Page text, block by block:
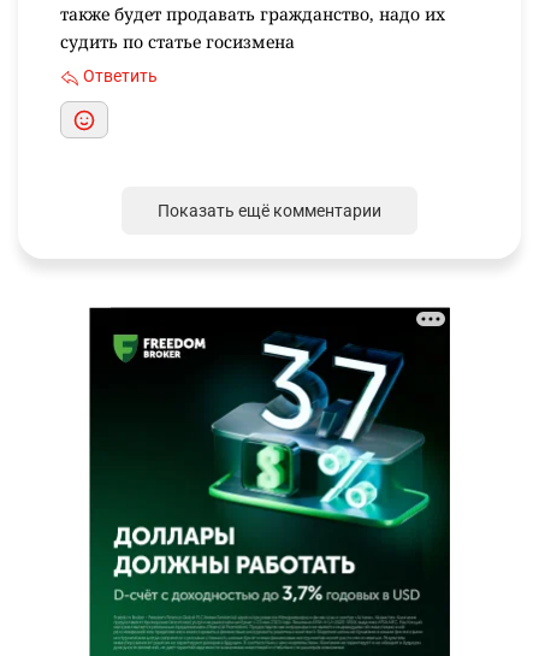
также будет продавать гражданство, надо их
судить по статье госизмена
Ответить
Показать ещё комментарии